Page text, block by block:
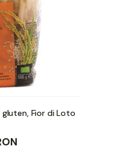
Fior di Loto